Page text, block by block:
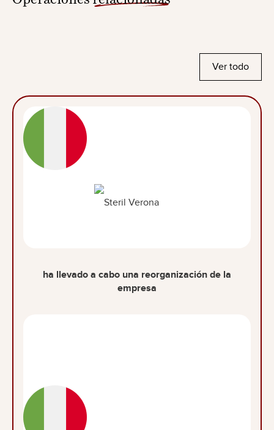
Ver todo
ha llevado a cabo una reorganización de la
empresa